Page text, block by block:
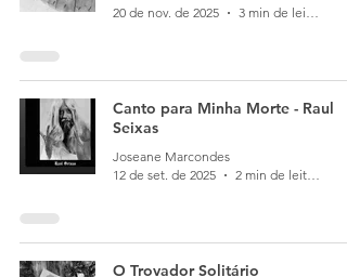
20 de nov. de 2025
3 min de leitura
Canto para Minha Morte - Raul
Seixas
Joseane Marcondes
12 de set. de 2025
2 min de leitura
O Trovador Solitário